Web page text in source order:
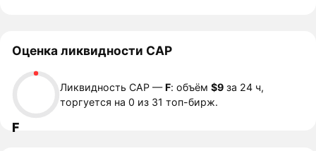
Оценка ликвидности CAP
F
Ликвидность CAP —F: объём$9 за 24 ч,
торгуется на 0 из 31 топ-бирж.